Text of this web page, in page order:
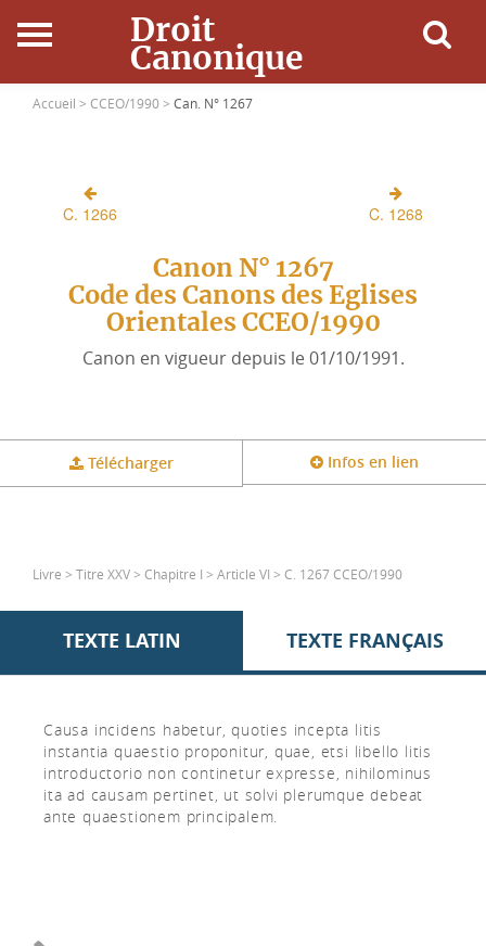
Droit
Canonique
Accueil
Ressources
Connexion
Accueil > CCEO/1990 > Can. N° 1267
C. 1266 C. 1268
Canon N° 1267
Code des Canons des Eglises
Orientales CCEO/1990
Canon en vigueur depuis le 01/10/1991.
Télécharger Infos en lien
Livre > Titre XXV > Chapitre I > Article VI > C. 1267 CCEO/1990
TEXTE LATIN TEXTE FRANÇAIS
Causa incidens habetur, quoties incepta litis
instantia quaestio proponitur, quae, etsi libello litis
introductorio non continetur expresse, nihilominus
ita ad causam pertinet, ut solvi plerumque debeat
ante quaestionem principalem.